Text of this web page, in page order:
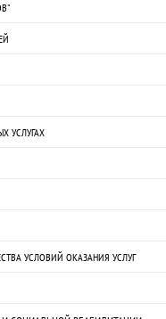
УСЛУГАХ
УСЛОВИЙ ОКАЗАНИЯ УСЛУГ